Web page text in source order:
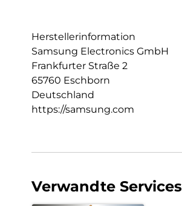
Herstellerinformation
Samsung Electronics GmbH
Frankfurter Straße 2
65760 Eschborn
Deutschland
https://samsung.com
Verwandte Services